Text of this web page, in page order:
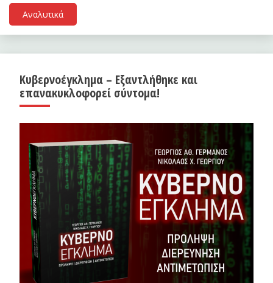
Αναλυτικά
Κυβερνοέγκλημα – Εξαντλήθηκε και
επανακυκλοφορεί σύντομα!